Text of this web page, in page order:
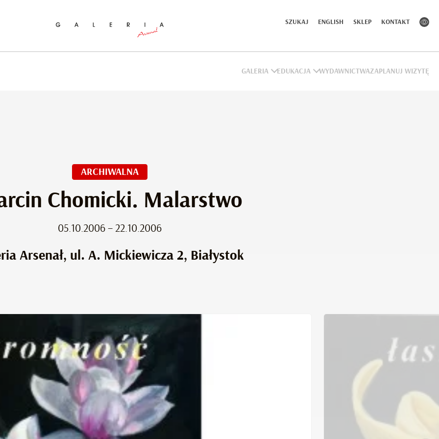
SZUKAJ ENGLISH SKLEP KONTAKT
GALERIA EDUKACJA WYDAWNICTWAZAPLANUJ WIZYTĘ
ARCHIWALNA
Chomicki. Malarstwo
05.10.2006 – 22.10.2006
Arsenał, ul. A. Mickiewicza 2, Białystok